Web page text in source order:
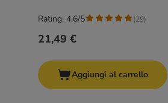
21,49 €
Rating: 4.6/5 (29)
Aggiungi al carrello